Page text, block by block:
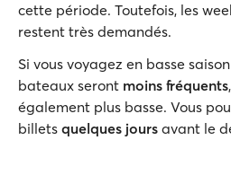
cette période. Toutefois, les
restent très demandés.
Si vous voyagez en basse
bateaux seront moins fréquents
également plus basse. Vous
billets quelques jours avant le